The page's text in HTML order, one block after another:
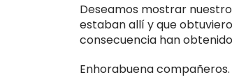
Deseamos mostrar
estaban allí y que
consecuencia han
Enhorabuena compañeros.